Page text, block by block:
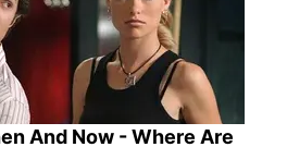
And Now - Where Are